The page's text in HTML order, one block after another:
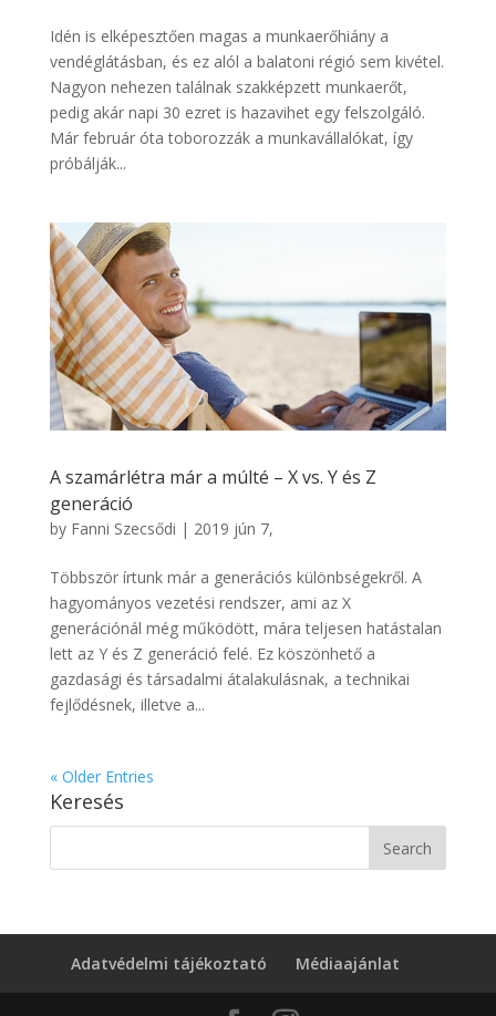
Idén is elképesztően magas a munkaerőhiány a
vendéglátásban, és ez alól a balatoni régió sem kivétel.
Nagyon nehezen találnak szakképzett munkaerőt,
pedig akár napi 30 ezret is hazavihet egy felszolgáló.
Már február óta toborozzák a munkavállalókat, így
próbálják...
A szamárlétra már a múlté – X vs. Y és Z
generáció
by Fanni Szecsődi | 2019 jún 7,
Többször írtunk már a generációs különbségekről. A
hagyományos vezetési rendszer, ami az X
generációnál még működött, mára teljesen hatástalan
lett az Y és Z generáció felé. Ez köszönhető a
gazdasági és társadalmi átalakulásnak, a technikai
fejlődésnek, illetve a...
« Older Entries
Keresés
Adatvédelmi tájékoztató Médiaajánlat